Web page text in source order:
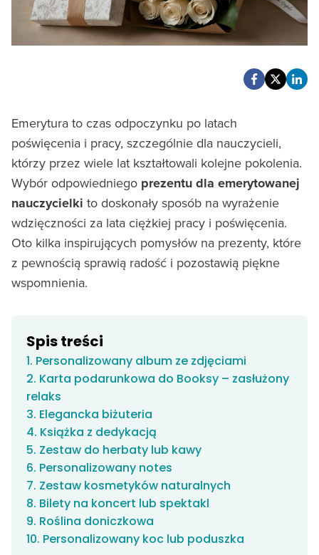
Emerytura to czas odpoczynku po latach
poświęcenia i pracy, szczególnie dla nauczycieli,
którzy przez wiele lat kształtowali kolejne pokolenia.
Wybór odpowiedniego prezentu dla emerytowanej
nauczycielki to doskonały sposób na wyrażenie
wdzięczności za lata ciężkiej pracy i poświęcenia.
Oto kilka inspirujących pomysłów na prezenty, które
z pewnością sprawią radość i pozostawią piękne
wspomnienia.
Spis treści
1. Personalizowany album ze zdjęciami
2. Karta podarunkowa do Booksy – zasłużony
relaks
3. Elegancka biżuteria
4. Książka z dedykacją
5. Zestaw do herbaty lub kawy
6. Personalizowany notes
7. Zestaw kosmetyków naturalnych
8. Bilety na koncert lub spektakl
9. Roślina doniczkowa
10. Personalizowany koc lub poduszka